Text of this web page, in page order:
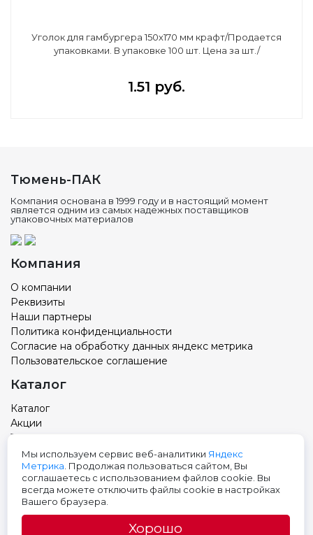
Уголок для гамбургера 150х170 мм крафт/Продается
упаковками. В упаковке 100 шт. Цена за шт./
1.51 руб.
Тюмень-ПАК
Компания основана в 1999 году и в настоящий момент
является одним из самых надежных поставщиков
упаковочных материалов
Компания
О компании
Реквизиты
Наши партнеры
Политика конфиденциальности
Согласие на обработку данных яндекс метрика
Пользовательское соглашение
Каталог
Каталог
Акции
Товар с вашим логотипом
Новости
Контакты
Адрес: Тюмень, ул. Авторемонтная 9, 3 этаж
Телефон:+7 (3452) 699-501
Мы используем сервис веб-аналитики Яндекс
Метрика . Продолжая пользоваться сайтом, Вы
соглашаетесь с использованием файлов cookie. Вы
всегда можете отключить файлы cookie в настройках
Вашего браузера.
Хорошо